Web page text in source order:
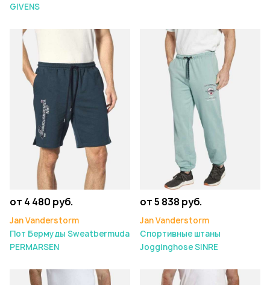
GIVENS
от 4 480 руб.
Jan Vanderstorm
Пот Бермуды Sweatbermuda
PERMARSEN
от 5 838 руб.
Jan Vanderstorm
Спортивные штаны
Jogginghose SINRE